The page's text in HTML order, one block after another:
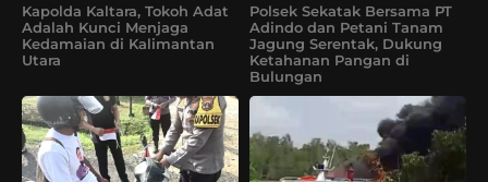
Kapolda Kaltara, Tokoh Adat
Adalah Kunci Menjaga
Kedamaian di Kalimantan
Utara
Polsek Sekatak Bersama PT
Adindo dan Petani Tanam
Jagung Serentak, Dukung
Ketahanan Pangan di
Bulungan